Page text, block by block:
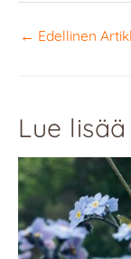
← Edellinen
Lue lisää